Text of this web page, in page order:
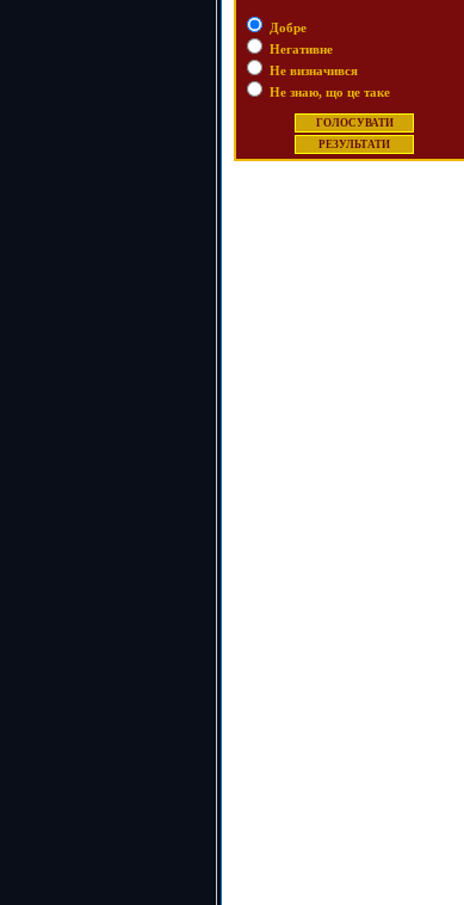
Добре
Негативне
Не визначився
Не знаю, що це таке